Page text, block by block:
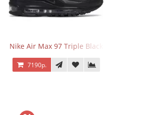
Nike Air Max 97 Triple Black
7190р.